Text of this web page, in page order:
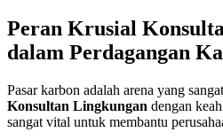
Peran Krusial
dalam Perdagangan
Pasar karbon adalah arena yang
Konsultan Lingkungan dengan
sangat vital untuk membantu